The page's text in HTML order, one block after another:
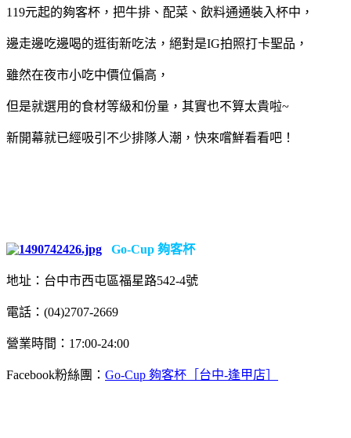
119元起的夠客杯，把牛排、配菜、飲料通通裝入杯中，
邊走邊吃邊喝的逛街新吃法，絕對是IG拍照打卡聖品，
雖然在夜市小吃中價位偏高，
但是就選用的食材等級和份量，其實也不算太貴啦~
新開幕就已經吸引不少排隊人潮，快來嚐鮮看看吧！
Go-Cup 夠客杯
地址：台中市西屯區福星路542-4號
電話：(04)2707-2669
營業時間：17:00-24:00
Facebook粉絲團： Go-Cup 夠客杯［台中-逢甲店］